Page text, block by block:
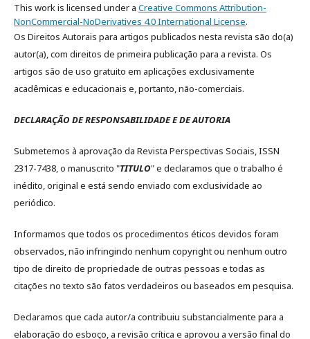
This work is licensed under a Creative Commons Attribution-
NonCommercial-NoDerivatives 4.0 International License.
Os Direitos Autorais para artigos publicados nesta revista são do(a)
autor(a), com direitos de primeira publicação para a revista. Os
artigos são de uso gratuito em aplicações exclusivamente
acadêmicas e educacionais e, portanto, não-comerciais.
DECLARAÇÃO DE RESPONSABILIDADE E DE AUTORIA
Submetemos à aprovação da Revista Perspectivas Sociais, ISSN
2317-7438, o manuscrito "TITULO" e declaramos que o trabalho é
inédito, original e está sendo enviado com exclusividade ao
periódico.
Informamos que todos os procedimentos éticos devidos foram
observados, não infringindo nenhum copyright ou nenhum outro
tipo de direito de propriedade de outras pessoas e todas as
citações no texto são fatos verdadeiros ou baseados em pesquisa.
Declaramos que cada autor/a contribuiu substancialmente para a
elaboração do esboço, a revisão crítica e aprovou a versão final do